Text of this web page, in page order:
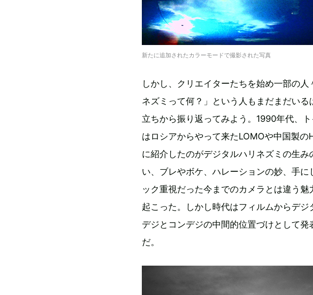
新たに追加されたカラーモードで撮影された写真
しかし、クリエイターたちを始め一部の
ネズミって何？」という人もまだまだい
立ちから振り返ってみよう。1990年代、
はロシアからやって来たLOMOや中国製
に紹介したのがデジタルハリネズミの生
い、ブレやボケ、ハレーションの妙、手
ック重視だった今までのカメラとは違う
起こった。しかし時代はフィルムからデ
デジとコンデジの中間的位置づけとして
だ。